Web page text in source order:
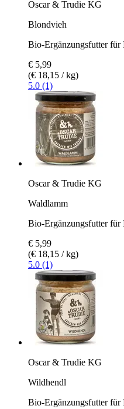
Oscar & Trudie KG
Blondvieh
Bio-Ergänzungsfutter für
€ 5,99
(€ 18,15 / kg)
5.0 (1)
Oscar & Trudie KG
Waldlamm
Bio-Ergänzungsfutter für
€ 5,99
(€ 18,15 / kg)
5.0 (1)
Oscar & Trudie KG
Wildhendl
Bio-Ergänzungsfutter für